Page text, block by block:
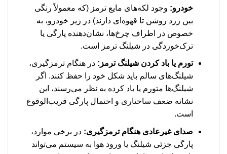
خودرو: وجود لکه‌های مایع ترمز (که معمولاً رنگی
بین زرد روشن تا قهوه‌ای دارند) در زیر خودرو، به
خصوص در اطراف چرخ‌ها، نشان‌دهنده پارگی یا
ترک‌خوردگی در شیلنگ ترمز است.
تورم یا باد کردن شیلنگ ترمز: در هنگام ترمزگیری،
شیلنگ‌های سالم باید شکل خود را حفظ کنند. اگر
شیلنگ‌ها متورم یا باد کرده به نظر می‌رسند، این
نشانه ضعف ساختاری و احتمال پارگی قریب‌الوقوع
است.
صدای غیرعادی هنگام ترمزگیری: در برخی موارد،
پارگی جزئی شیلنگ یا ورود هوا به سیستم می‌تواند